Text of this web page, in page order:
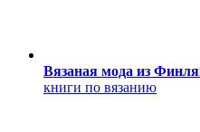
Вязаная мода из
книги по вязанию